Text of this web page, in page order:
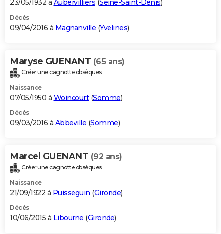
23/05/1932 à Aubervilliers (Seine-Saint-Denis)
Décès
09/04/2016 à Magnanville (Yvelines)
Maryse GUENANT (65 ans)
Créer une cagnotte obsèques
Naissance
07/05/1950 à Woincourt(Somme)
Décès
09/03/2016 à Abbeville (Somme)
Marcel GUENANT (92 ans)
Créer une cagnotte obsèques
Naissance
21/09/1922 à Puisseguin (Gironde)
Décès
10/06/2015 à Libourne (Gironde)